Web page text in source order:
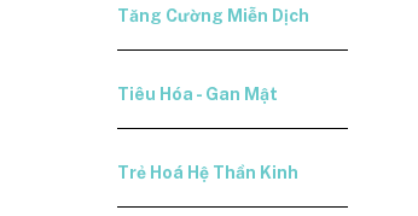
Tăng Cường Miễn Dịch
Tiêu Hóa - Gan Mật
Trẻ Hoá Hệ Thần Kinh